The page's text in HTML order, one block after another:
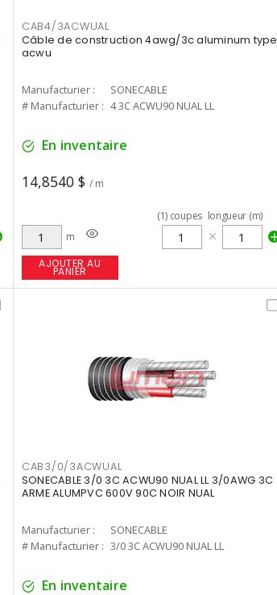
CAB4/3ACWUAL
Câble de construction 4awg/3c aluminum type
acwu
Manufacturier :
SONECABLE
# Manufacturier : 4 3C ACWU90 NUAL LL
En inventaire
14,8540 $ / m
m
(1) coupes longueur (m)
AJOUTER AU
PANIER
CAB3/0/3ACWUAL
SONECABLE 3/0 3C ACWU90 NUAL LL 3/0AWG 3C
ARME ALUMPVC 600V 90C NOIR NUAL
Manufacturier :
SONECABLE
# Manufacturier : 3/0 3C ACWU90 NUAL LL
En inventaire